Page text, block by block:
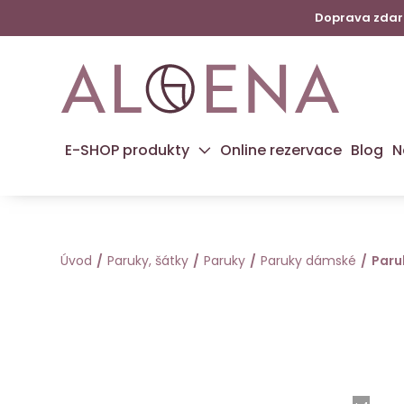
Doprava
E-SHOP produkty Online rezervace Blog
Úvod Paruky, šátky Paruky Paruky dámské